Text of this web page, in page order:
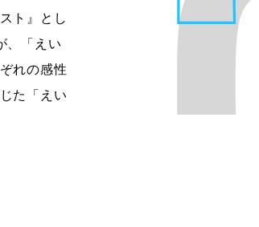
ト』とし
、「えい
れの感性
た「えい